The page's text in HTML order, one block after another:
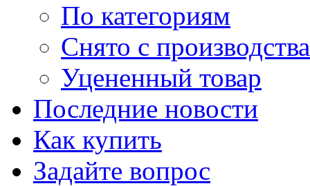
По категориям
Снято с производства
Уцененный товар
Последние новости
Как купить
Задайте вопрос